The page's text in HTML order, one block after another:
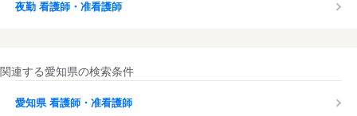
夜勤 看護師・准看護師
関連する愛知県の検索条件
愛知県 看護師・准看護師